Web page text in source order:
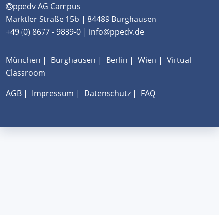
ppedv AG Campus
Marktler Straße 15b | 84489 Burghausen
+49 (0) 8677 - 9889-0 | info@ppedv.de
München | Burghausen | Berlin | Wien | Virtual
Classroom
AGB | Impressum | Datenschutz | FAQ